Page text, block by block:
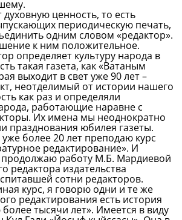
духовную ценность, то есть
периодическую печать,
одним словом «редактор».
к ним положительное.
определяет культуру народа в
такая газета, как «Ватаным
выходит в свет уже 90 лет –
неотделимый от истории нашего
как раз и определяли
работающие наравне с
Их имена мы неоднократно
празднования юбилея газеты.
более 20 лет преподаю курс
редактирование». И
продолжаю работу М.Б. Мардиевой
редактора издательства
сотни редакторов.
курс, я говорю одни и те же
редактирования есть история
тысячи лет». Имеется в виду